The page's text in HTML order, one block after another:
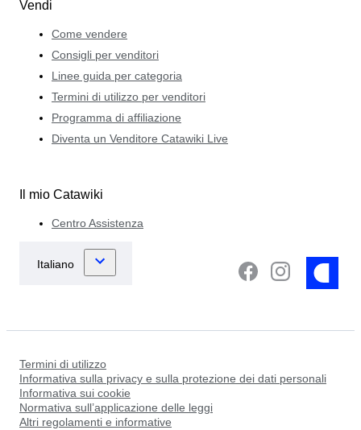
Vendi
Come vendere
Consigli per venditori
Linee guida per categoria
Termini di utilizzo per venditori
Programma di affiliazione
Diventa un Venditore Catawiki Live
Il mio Catawiki
Centro Assistenza
Termini di utilizzo
Informativa sulla privacy e sulla protezione dei dati personali
Informativa sui cookie
Normativa sull’applicazione delle leggi
Altri regolamenti e informative